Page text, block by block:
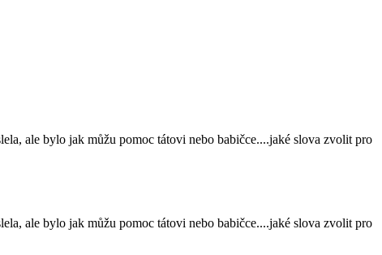
ale bylo jak můžu pomoc tátovi nebo babičce....jaké slova zvolit pro
ale bylo jak můžu pomoc tátovi nebo babičce....jaké slova zvolit pro